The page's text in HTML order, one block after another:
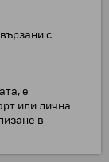
с
е
или лична
в